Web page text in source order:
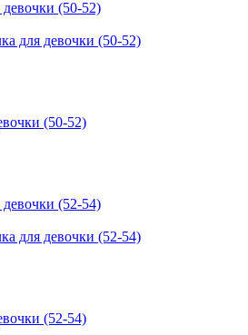
для девочки (50-52)
(50-52)
для девочки (52-54)
(52-54)